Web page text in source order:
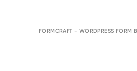
FORMCRAFT - WORDPRESS FORM